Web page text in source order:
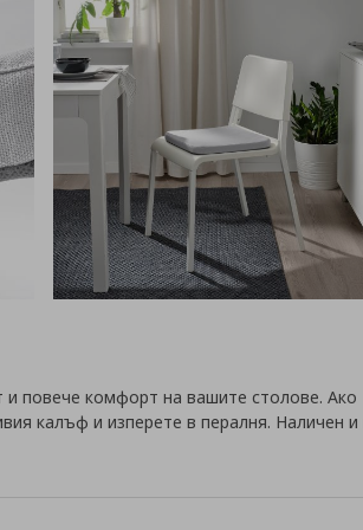
повече комфорт на вашите столове. Ако
калъф и изперете в пералня. Наличен и